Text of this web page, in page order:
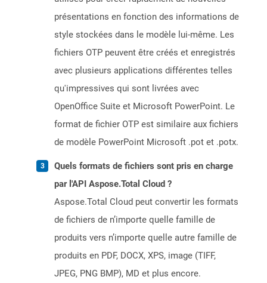
présentations en fonction des informations de
style stockées dans le modèle lui-même. Les
fichiers OTP peuvent être créés et enregistrés
avec plusieurs applications différentes telles
qu'impressives qui sont livrées avec
OpenOffice Suite et Microsoft PowerPoint. Le
format de fichier OTP est similaire aux fichiers
de modèle PowerPoint Microsoft .pot et .potx.
Quels formats de fichiers sont pris en charge
par l'API Aspose.Total Cloud ?
Aspose.Total Cloud peut convertir les formats
de fichiers de n’importe quelle famille de
produits vers n’importe quelle autre famille de
produits en PDF, DOCX, XPS, image (TIFF,
JPEG, PNG BMP), MD et plus encore.